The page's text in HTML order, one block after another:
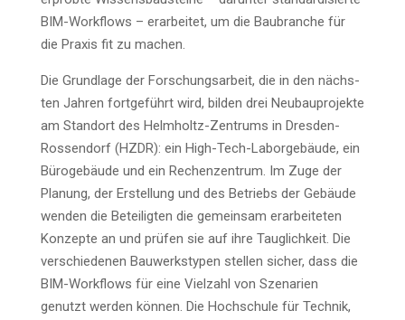
BIM-Work­flows – erar­bei­tet, um die Bau­bran­che für
die Pra­xis fit zu machen.
Die Grund­la­ge der For­schungs­ar­beit, die in den nächs­
ten Jah­ren fort­ge­führt wird, bil­den drei Neu­bau­pro­jek­te
am Stand­ort des Helm­holtz-Zen­trums in Dres­den-
Ros­sen­dorf (HZDR): ein High-Tech-Labor­ge­bäu­de, ein
Büro­ge­bäu­de und ein Rechen­zen­trum. Im Zuge der
Pla­nung, der Erstel­lung und des Betriebs der Gebäu­de
wen­den die Betei­lig­ten die gemein­sam erar­bei­te­ten
Kon­zep­te an und prü­fen sie auf ihre Taug­lich­keit. Die
ver­schie­de­nen Bau­werks­ty­pen stel­len sicher, dass die
BIM-Work­flows für eine Viel­zahl von Sze­na­ri­en
genutzt wer­den kön­nen. Die Hoch­schu­le für Tech­nik,